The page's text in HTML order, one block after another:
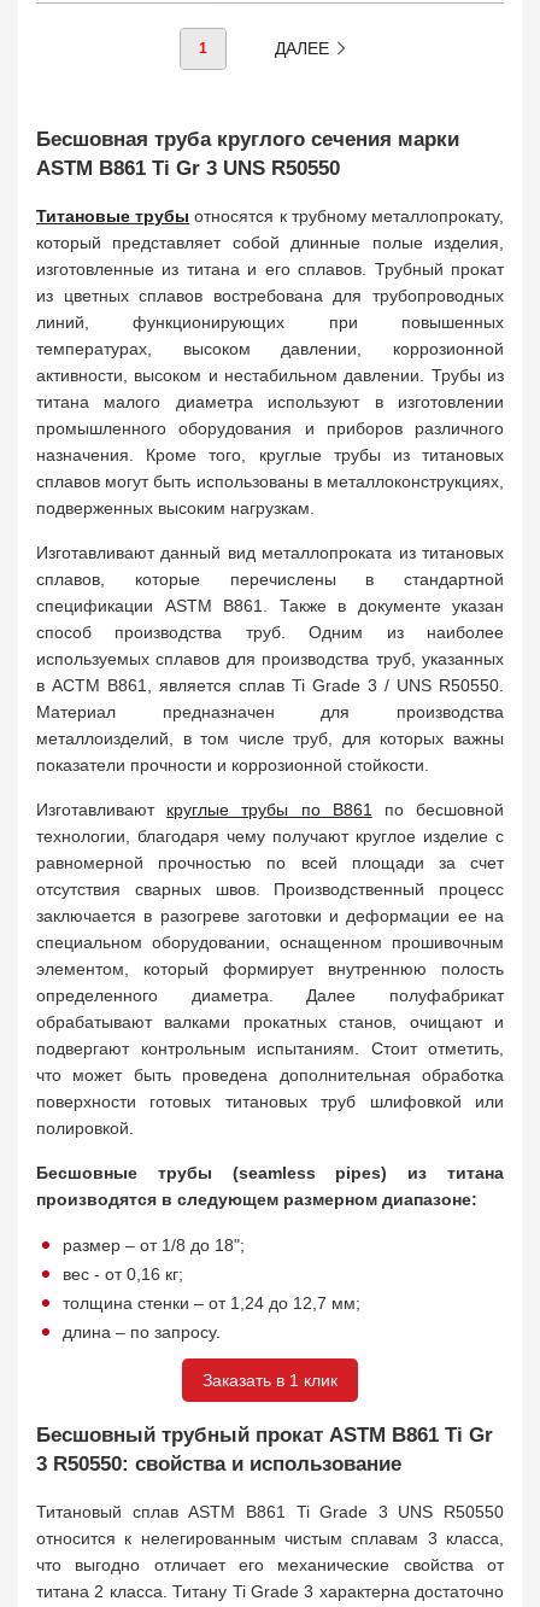
1 ДАЛЕЕ
Бесшовная труба круглого сечения марки
ASTM B861 Ti Gr 3 UNS R50550
Титановые трубы относятся к трубному металлопрокату,
который представляет собой длинные полые изделия,
изготовленные из титана и его сплавов. Трубный прокат
из цветных сплавов востребована для трубопроводных
линий, функционирующих при повышенных
температурах, высоком давлении, коррозионной
активности, высоком и нестабильном давлении. Трубы из
титана малого диаметра используют в изготовлении
промышленного оборудования и приборов различного
назначения. Кроме того, круглые трубы из титановых
сплавов могут быть использованы в металлоконструкциях,
подверженных высоким нагрузкам.
Изготавливают данный вид металлопроката из титановых
сплавов, которые перечислены в стандартной
спецификации ASTM B861. Также в документе указан
способ производства труб. Одним из наиболее
используемых сплавов для производства труб, указанных
в АСТМ В861, является сплав Ti Grade 3 / UNS R50550.
Материал предназначен для производства
металлоизделий, в том числе труб, для которых важны
показатели прочности и коррозионной стойкости.
Изготавливают круглые трубы по В861
по бесшовной
технологии, благодаря чему получают круглое изделие с
равномерной прочностью по всей площади за счет
отсутствия сварных швов. Производственный процесс
заключается в разогреве заготовки и деформации ее на
специальном оборудовании, оснащенном прошивочным
элементом, который формирует внутреннюю полость
определенного диаметра. Далее полуфабрикат
обрабатывают валками прокатных станов, очищают и
подвергают контрольным испытаниям. Стоит отметить,
что может быть проведена дополнительная обработка
поверхности готовых титановых труб шлифовкой или
полировкой.
Бесшовные трубы (seamless pipes) из титана
производятся в следующем размерном диапазоне:
размер – от 1/8 до 18";
вес - от 0,16 кг;
толщина стенки – от 1,24 до 12,7 мм;
длина – по запросу.
Заказать в 1 клик
Бесшовный трубный прокат ASTM B861 Ti Gr
3 R50550: свойства и использование
Титановый сплав ASTM B861 Ti Grade 3 UNS R50550
относится к нелегированным чистым сплавам 3 класса,
что выгодно отличает его механические свойства от
титана 2 класса. Титану Ti Grade 3 характерна достаточно